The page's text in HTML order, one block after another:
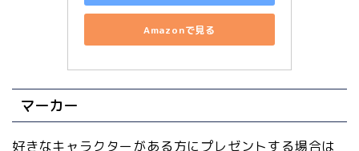
Amazonで見る
マーカー
好きなキャラクターがある方にプレゼントする場合は